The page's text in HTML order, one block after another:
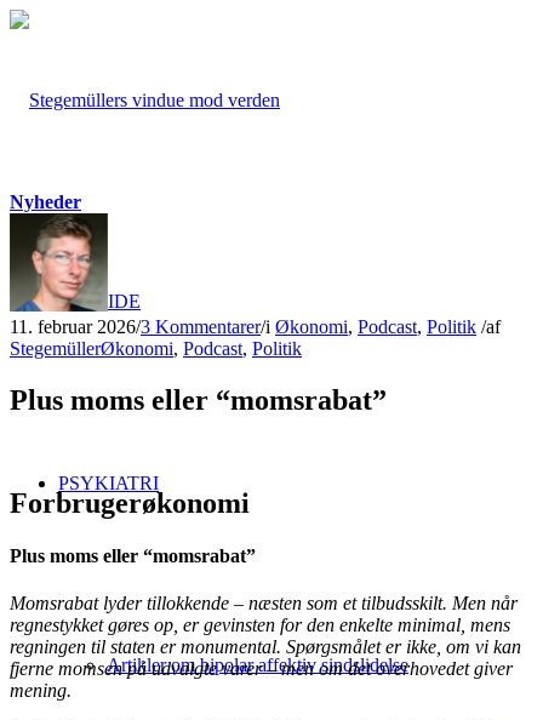
FORSIDE
PSYKIATRI
Artikler om bipolar affektiv sindslidelse
Nyheder
11. februar 2026/3 Kommentarer/i Økonomi, Podcast, Politik /af
StegemüllerØkonomi, Podcast, Politik
Plus moms eller “momsrabat”
Forbrugerøkonomi
Plus moms eller “momsrabat”
Momsrabat lyder tillokkende – næsten som et tilbudsskilt. Men når
regnestykket gøres op, er gevinsten for den enkelte minimal, mens
regningen til staten er monumental. Spørgsmålet er ikke, om vi kan
fjerne momsen på udvalgte varer – men om det overhovedet giver
mening.